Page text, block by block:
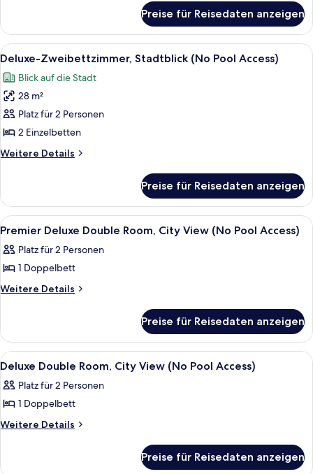
anzeigen
Suite,
Meerblick
(No
Access)
Preise für Reisedaten anzeigen
Alle
Fotos
für
Deluxe-
Zweibettzimmer,
Stadtblick
(No
Pool
anzeigen
Ein Hotelzimmer mit zwei Betten,
6
Deluxe-Zweibettzimmer, Stadtblick (No Pool Access)
Blick auf die Stadt
28 m²
Platz für 2 Personen
2 Einzelbetten
Weitere Details
Weitere
Zweibettzimmer,
Stadtblick
(No
Access)
Preise für Reisedaten anzeigen
Alle
Fotos
für
Premier
Deluxe
City
View
(No
Pool
Access)
Hochwertige Bettwaren,
5
Premier Deluxe Double Room, City View (No Pool Access)
Platz für 2 Personen
1 Doppelbett
Weitere Details
Weitere
Deluxe
Double
Room,
View
(No
Access)
Preise für Reisedaten anzeigen
Alle
Fotos
für
Deluxe
Double
View
Hochwertige Bettwaren,
5
Deluxe Double Room, City View (No Pool Access)
Platz für 2 Personen
1 Doppelbett
Weitere Details
Weitere
Preise für Reisedaten anzeigen